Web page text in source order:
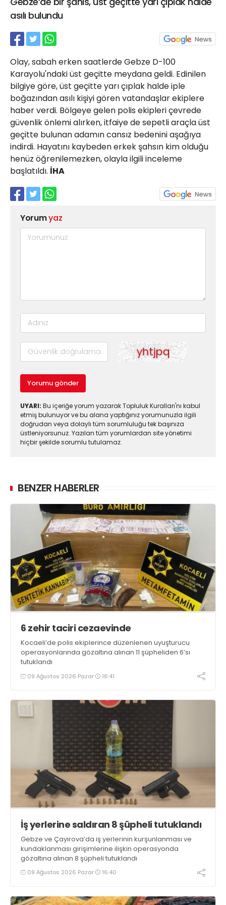
asılı bulundu
Olay, sabah erken saatlerde Gebze D-100
Karayolu'ndaki üst geçitte meydana geldi. Edinilen
bilgiye göre, üst geçitte yarı çıplak halde iple
boğazından asılı kişiyi gören vatandaşlar ekiplere
haber verdi. Bölgeye gelen polis ekipleri çevrede
güvenlik önlemi alırken, itfaiye de sepetli araçla üst
geçitte bulunan adamın cansız bedenini aşağıya
indirdi. Hayatını kaybeden erkek şahsın kim olduğu
henüz öğrenilemezken, olayla ilgili inceleme
başlatıldı. İHA
Yorumyaz
Yorumu gönder
UYARI: Bu içeriğe yorum yazarak Topluluk Kuralları'nı kabul
etmiş bulunuyor ve bu alana yaptığınız yorumunuzla ilgili
doğrudan veya dolaylı tüm sorumluluğu tek başınıza
üstleniyorsunuz. Yazılan tüm yorumlardan site yönetimi
hiçbir şekilde sorumlu tutulamaz.
BENZER HABERLER
6 zehir taciri cezaevinde
Kocaeli’de polis ekiplerince düzenlenen uyuşturucu
operasyonlarında gözaltına alınan 11 şüpheliden 6’sı
tutuklandı
09 Ağustos 2026 Pazar 16:41
İş yerlerine saldıran 8 şüpheli tutuklandı
Gebze ve Çayırova’da iş yerlerinin kurşunlanması ve
kundaklanması girişimlerine ilişkin operasyonda
gözaltına alınan 8 şüpheli tutuklandı
09 Ağustos 2026 Pazar 16:40
21 Gölcük
haber@golcukpostasi.com